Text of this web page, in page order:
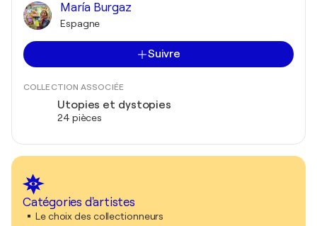
María Burgaz
Espagne
Suivre
COLLECTION ASSOCIÉE
Utopies et dystopies
24 pièces
Catégories d'artistes
Le choix des collectionneurs